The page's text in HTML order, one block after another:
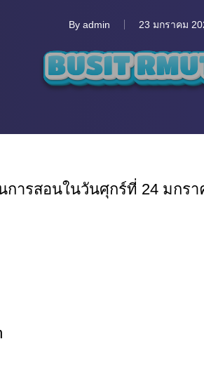
By admin 23 มกราคม
การสอนในวันศุกร์ที่ 24 มก